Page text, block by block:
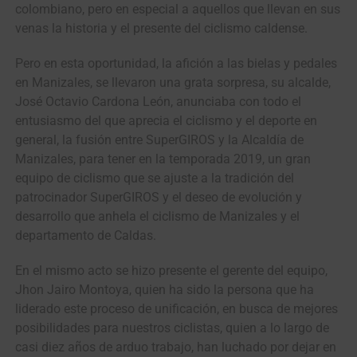
colombiano, pero en especial a aquellos que llevan en sus
venas la historia y el presente del ciclismo caldense.
Pero en esta oportunidad, la afición a las bielas y pedales
en Manizales, se llevaron una grata sorpresa, su alcalde,
José Octavio Cardona León, anunciaba con todo el
entusiasmo del que aprecia el ciclismo y el deporte en
general, la fusión entre SuperGIROS y la Alcaldía de
Manizales, para tener en la temporada 2019, un gran
equipo de ciclismo que se ajuste a la tradición del
patrocinador SuperGIROS y el deseo de evolución y
desarrollo que anhela el ciclismo de Manizales y el
departamento de Caldas.
En el mismo acto se hizo presente el gerente del equipo,
Jhon Jairo Montoya, quien ha sido la persona que ha
liderado este proceso de unificación, en busca de mejores
posibilidades para nuestros ciclistas, quien a lo largo de
casi diez años de arduo trabajo, han luchado por dejar en